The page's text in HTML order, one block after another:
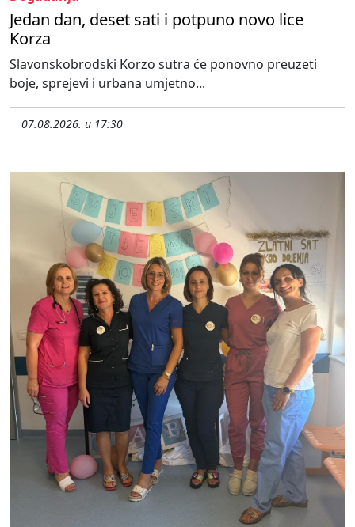
Jedan dan, deset sati i potpuno novo lice
Korza
Slavonskobrodski Korzo sutra će ponovno preuzeti
boje, sprejevi i urbana umjetno...
07.08.2026. u 17:30